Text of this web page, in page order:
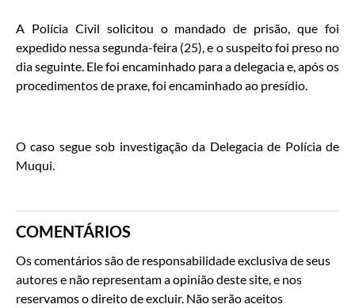
A Polícia Civil solicitou o mandado de prisão, que foi
expedido nessa segunda-feira (25), e o suspeito foi preso no
dia seguinte. Ele foi encaminhado para a delegacia e, após os
procedimentos de praxe, foi encaminhado ao presídio.
O caso segue sob investigação da Delegacia de Polícia de
Muqui.
COMENTÁRIOS
Os comentários são de responsabilidade exclusiva de seus
autores e não representam a opinião deste site, e nos
reservamos o direito de excluir. Não serão aceitos